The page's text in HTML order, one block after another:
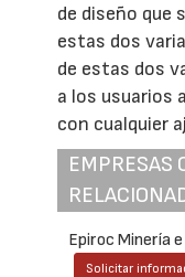
de diseño que
estas dos
de estas dos
a los usuarios
con cualquier
EMPRESAS
Epiroc Minería
Solicitar